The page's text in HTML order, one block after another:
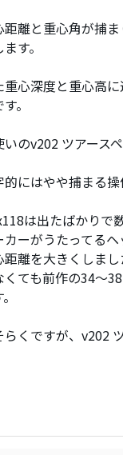
距離と重心角が捕
す。
重心深度と重心高
。
いのv202 ツアース
的にはやや捕まる操
は出たばかりで
カーがうたってる
距離を大きくしまし
くても前作の34〜
らくですが、v202